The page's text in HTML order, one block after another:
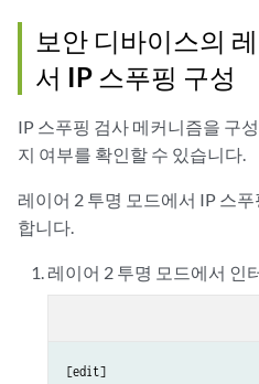
보안 디바이스의
서 IP 스푸핑 구성
IP 스푸핑 검사 메커니즘을 구
지 여부를 확인할 수 있습니다.
레이어 2 투명 모드에서 IP 스
합니다.
레이어 2 투명 모드에서 인
[edit]